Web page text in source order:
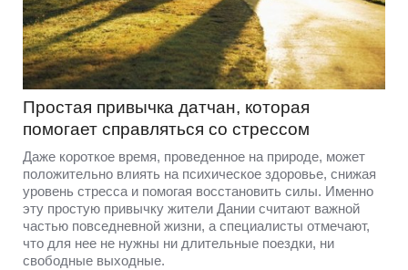
Простая привычка датчан, которая
помогает справляться со стрессом
Даже короткое время, проведенное на природе, может
положительно влиять на психическое здоровье, снижая
уровень стресса и помогая восстановить силы. Именно
эту простую привычку жители Дании считают важной
частью повседневной жизни, а специалисты отмечают,
что для нее не нужны ни длительные поездки, ни
свободные выходные.